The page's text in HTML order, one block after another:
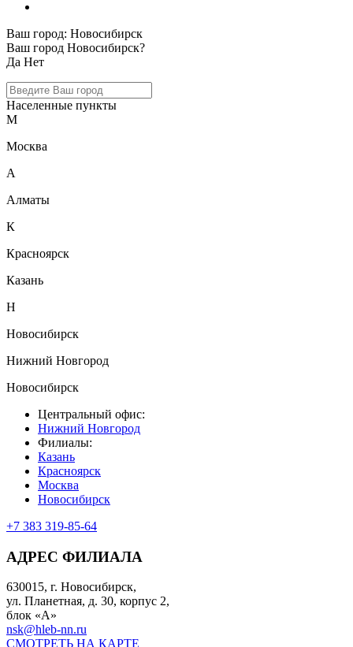
Ваш город: Новосибирск
Ваш город Новосибирск?
Да Нет
Населенные пункты
М
Москва
А
Алматы
К
Красноярск
Казань
Н
Новосибирск
Нижний Новгород
Новосибирск
Центральный офис:
Нижний Новгород
Филиалы:
Казань
Красноярск
Москва
Новосибирск
+7 383 319-85-64
АДРЕС ФИЛИАЛА
630015, г. Новосибирск,
ул. Планетная, д. 30, корпус 2,
блок «А»
nsk@hleb-nn.ru
СМОТРЕТЬ НА КАРТЕ